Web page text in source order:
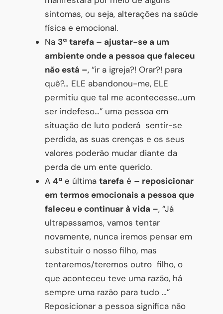
sintomas, ou seja, alterações na saúde
física e emocional.
Na 3ª tarefa – ajustar-se a um
ambiente onde a pessoa que faleceu
não está –, “ir a igreja?! Orar?! para
quê?… ELE abandonou-me, ELE
permitiu que tal me acontecesse…um
ser indefeso…” uma pessoa em
situação de luto poderá sentir-se
perdida, as suas crenças e os seus
valores poderão mudar diante da
perda de um ente querido.
A 4ª e última tarefa é – reposicionar
em termos emocionais a pessoa que
faleceu e continuar à vida –, “Já
ultrapassamos, vamos tentar
novamente, nunca iremos pensar em
substituir o nosso filho, mas
tentaremos/teremos outro filho, o
que aconteceu teve uma razão, há
sempre uma razão para tudo …”
Reposicionar a pessoa significa não